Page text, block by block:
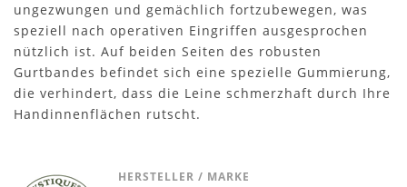
ungezwungen und gemächlich fortzubewegen, was
speziell nach operativen Eingriffen ausgesprochen
nützlich ist. Auf beiden Seiten des robusten
Gurtbandes befindet sich eine spezielle Gummierung,
die verhindert, dass die Leine schmerzhaft durch Ihre
Handinnenflächen rutscht.
HERSTELLER / MARKE